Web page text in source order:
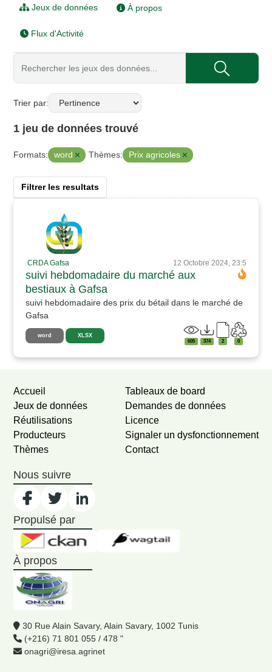
Jeux de données À propos
Flux d'Activité
Trier par
1 jeu de données trouvé
Formats: word Thèmes: Prix agricoles
Filtrer les resultats
CRDA Gafsa 12 Octobre 2024, 23:5
suivi hebdomadaire du marché aux
bestiaux à Gafsa
suivi hebdomadaire des prix du bétail dans le marché de
Gafsa
word XLSX
605 374 2 0
Accueil
Jeux de données
Réutilisations
Producteurs
Thèmes
Tableaux de board
Demandes de données
Licence
Signaler un dysfonctionnement
Contact
Nous suivre
Propulsé par
À propos
30 Rue Alain Savary, Alain Savary, 1002 Tunis
(+216) 71 801 055 / 478 "
onagri@iresa.agrinet